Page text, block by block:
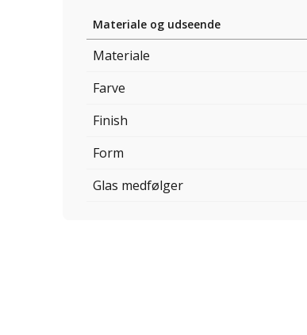
Materiale og udseende
Materiale
Farve
Finish
Form
Glas medfølger